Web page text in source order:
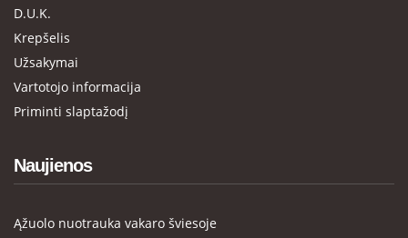
D.U.K.
Krepšelis
Užsakymai
Vartotojo informacija
Priminti slaptažodį
Naujienos
Ąžuolo nuotrauka vakaro šviesoje